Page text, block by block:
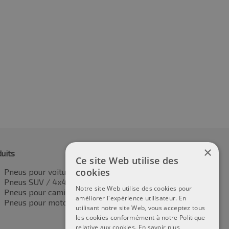
109/107T
Pneus pour voitures
Pneus SUV / 4x4
Pneus pour camionnettes
Pneus pour motos
×
Ce site Web utilise des
cookies
Notre site Web utilise des cookies pour
améliorer l'expérience utilisateur. En
utilisant notre site Web, vous acceptez tous
les cookies conformément à notre Politique
relative aux cookies. En savoir plus